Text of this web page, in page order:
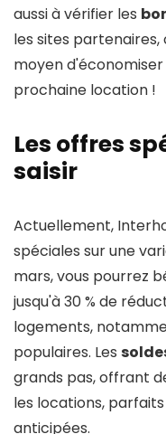
aussi à vérifier les
les sites
moyen
prochaine location !
Les offres
saisir
Actuellement,
spéciales sur une
mars, vous pourrez
jusqu'à 30 % de
logements,
populaires. Les
grands pas, offrant
les locations,
anticipées.